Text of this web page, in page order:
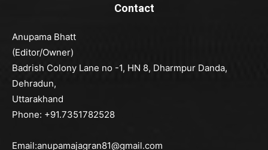
Contact
Anupama Bhatt
(Editor/Owner)
Badrish Colony Lane no -1, HN 8, Dharmpur Danda,
Dehradun,
Uttarakhand
Phone: +91.7351782528
Email:anupamajagran81@gmail.com